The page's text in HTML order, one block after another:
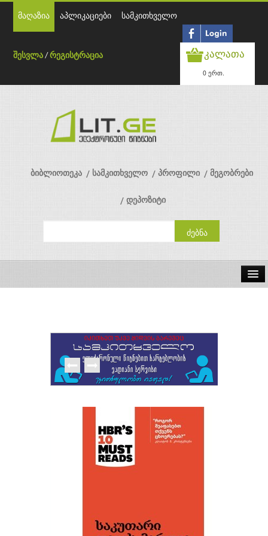
მაღაზია აპლიკაციები სამკითხველო
შესვლა /რეგისტრაცია კალათა
0 ერთ.
ბიბლიოთეკა სამკითხველო პროფილი მეგობრები
დეპოზიტი
გამომცემლობები